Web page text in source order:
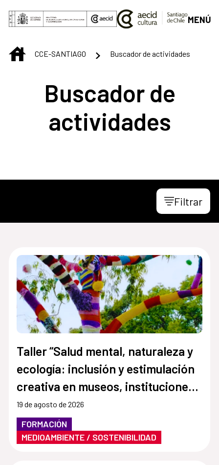
Saltar al contenido principal
MENÚ
INICIOCCE-SANTIAGO Buscador de actividades
Buscador de
actividades
Filtrar
Taller “Salud mental, naturaleza y
ecología: inclusión y estimulación
creativa en museos, instituciones y
centros culturales”
19 de agosto de 2026
FORMACIÓN
MEDIOAMBIENTE / SOSTENIBILIDAD